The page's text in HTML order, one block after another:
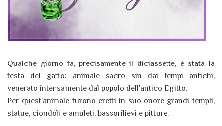
Qualche giorno fa, precisamente il diciassette, è stata la
festa del gatto: animale sacro sin dai tempi antichi,
venerato intensamente dal popolo dell'antico Egitto.
Per quest'animale furono eretti in suo onore grandi templi,
statue, ciondoli e amuleti, bassorilievi e pitture.